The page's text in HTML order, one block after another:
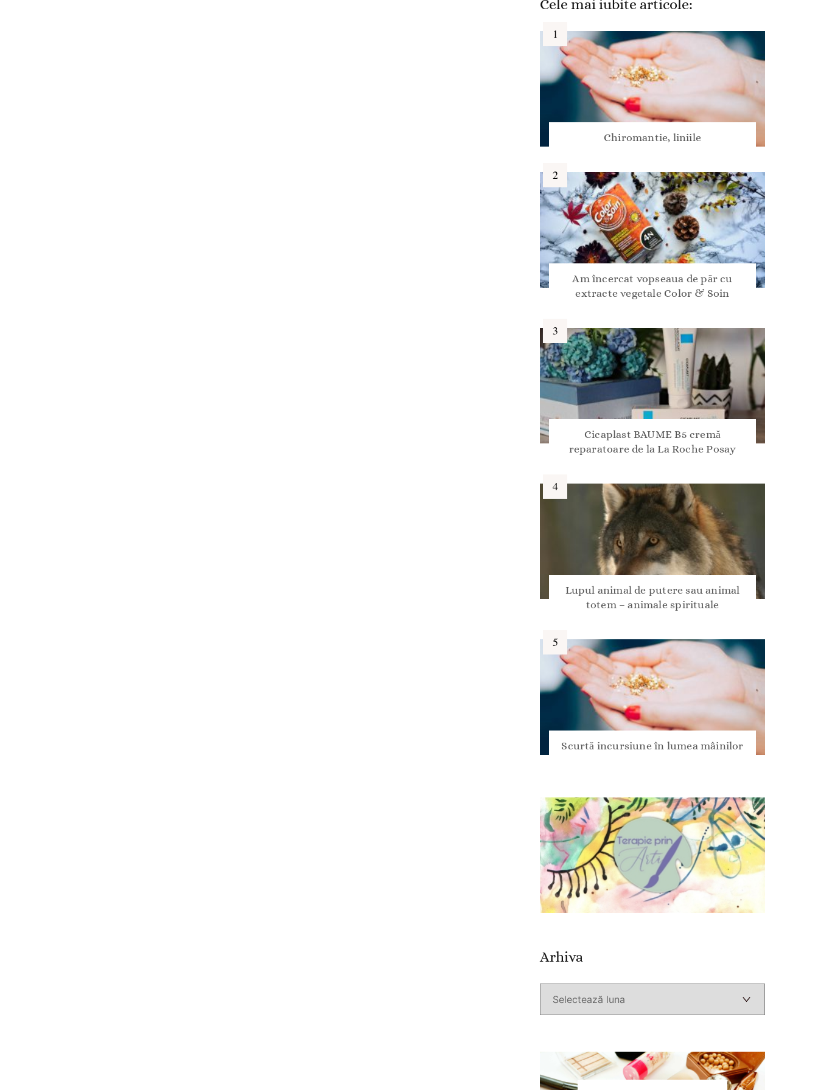
Cele mai iubite articole:
Chiromantie, liniile
Am încercat vopseaua de păr cu
extracte vegetale Color & Soin
Cicaplast BAUME B5 cremă
reparatoare de la La Roche Posay
Lupul animal de putere sau animal
totem – animale spirituale
Scurtă incursiune în lumea mâinilor
Arhiva